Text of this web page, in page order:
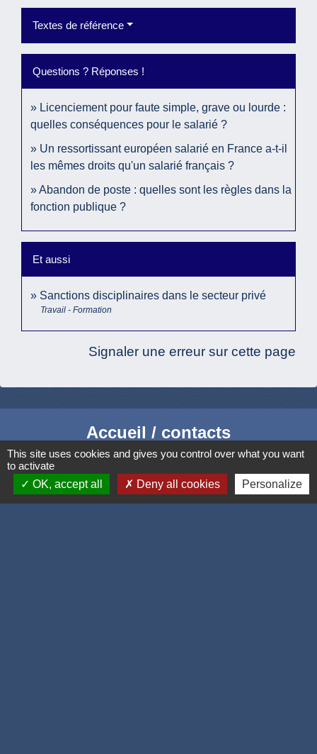
Textes de référence
Questions ? Réponses !
Licenciement pour faute simple, grave ou lourde :
quelles conséquences pour le salarié ?
Un ressortissant européen salarié en France a-t-il
les mêmes droits qu'un salarié français ?
Abandon de poste : quelles sont les règles dans la
fonction publique ?
Et aussi
Sanctions disciplinaires dans le secteur privé
Travail - Formation
Signaler une erreur sur cette page
Accueil / contacts
Commune de Corcelles-les-Monts
15, rue Eiffel
21160 Corcelles-les-Monts - FRANCE
This site uses cookies and gives you control over what you want
to activate
OK, accept all
Deny all cookies Personalize